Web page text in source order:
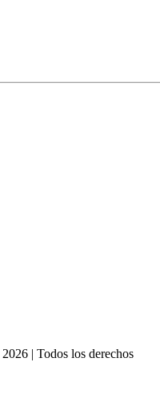
2026 |Todos los derechos